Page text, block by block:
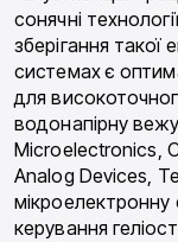
сонячні
зберігання такої
системах є
для
водонапірну
Microelectronics,
Analog Devices,
керування